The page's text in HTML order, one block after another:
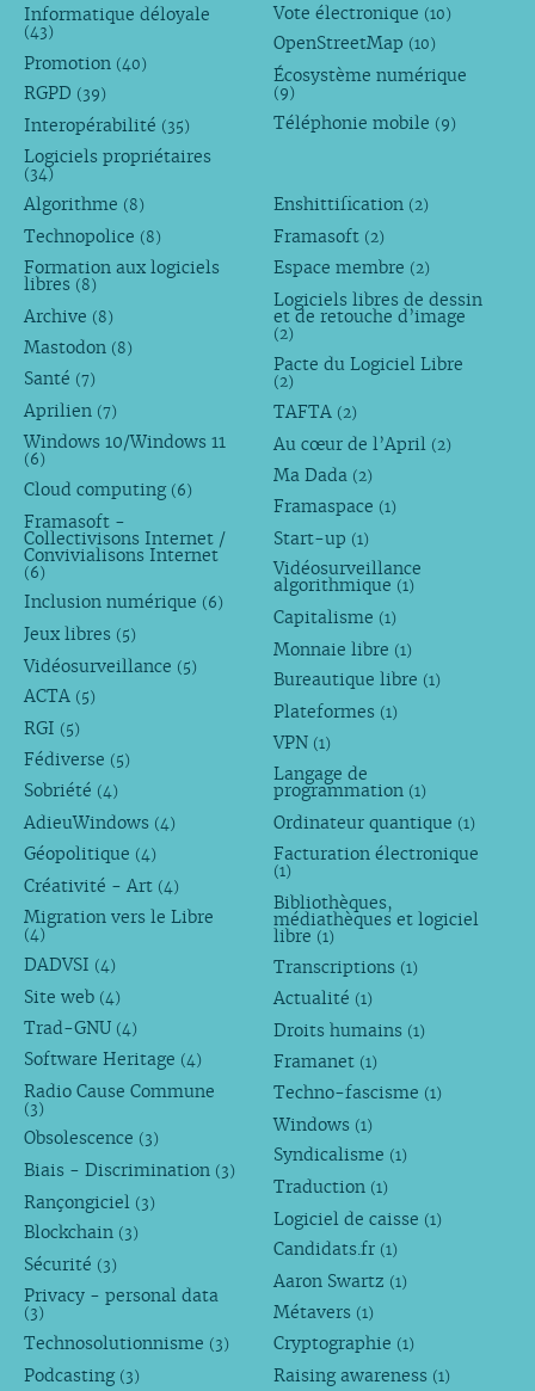
Informatique déloyale
(43)
Promotion (40)
RGPD (39)
Interopérabilité (35)
Logiciels propriétaires
(34)
Vote électronique (10)
OpenStreetMap (10)
Écosystème numérique
(9)
Téléphonie mobile (9)
Algorithme (8)
Technopolice (8)
Formation aux logiciels
libres (8)
Archive (8)
Mastodon (8)
Santé (7)
Aprilien (7)
Windows 10/Windows 11
(6)
Cloud computing (6)
Framasoft -
Collectivisons Internet /
Convivialisons Internet
(6)
Inclusion numérique (6)
Jeux libres (5)
Vidéosurveillance (5)
ACTA (5)
RGI (5)
Fédiverse (5)
Sobriété (4)
AdieuWindows (4)
Géopolitique (4)
Créativité - Art (4)
Migration vers le Libre
(4)
DADVSI (4)
Site web (4)
Trad-GNU (4)
Software Heritage (4)
Radio Cause Commune
(3)
Obsolescence (3)
Biais - Discrimination (3)
Rançongiciel (3)
Blockchain (3)
Sécurité (3)
Privacy - personal data
(3)
Technosolutionnisme (3)
Podcasting (3)
Enshittification (2)
Framasoft (2)
Espace membre (2)
Logiciels libres de dessin
et de retouche d’image
(2)
Pacte du Logiciel Libre
(2)
TAFTA (2)
Au cœur de l’April (2)
Ma Dada (2)
Framaspace (1)
Start-up (1)
Vidéosurveillance
algorithmique (1)
Capitalisme (1)
Monnaie libre (1)
Bureautique libre (1)
Plateformes (1)
VPN (1)
Langage de
programmation (1)
Ordinateur quantique (1)
Facturation électronique
(1)
Bibliothèques,
médiathèques et logiciel
libre (1)
Transcriptions (1)
Actualité (1)
Droits humains (1)
Framanet (1)
Techno-fascisme (1)
Windows (1)
Syndicalisme (1)
Traduction (1)
Logiciel de caisse (1)
Candidats.fr (1)
Aaron Swartz (1)
Métavers (1)
Cryptographie (1)
Raising awareness (1)